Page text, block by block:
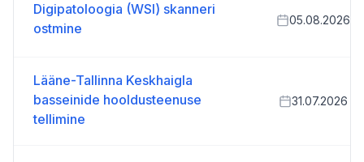
Digipatoloogia (WSI) skanneri
ostmine
05.08.2026
Lääne-Tallinna Keskhaigla
basseinide hooldusteenuse
tellimine
31.07.2026